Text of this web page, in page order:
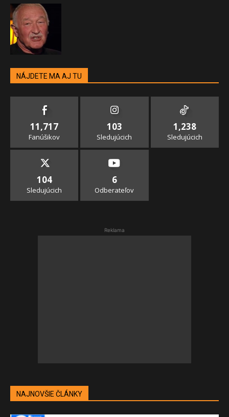
NÁJDETE MA AJ TU
11,717
Fanúšikov
103
Sledujúcich
1,238
Sledujúcich
104
Sledujúcich
6
Odberateľov
Reklama
NAJNOVŠIE ČLÁNKY